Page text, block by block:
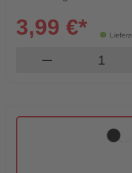
3,99 €*
remove